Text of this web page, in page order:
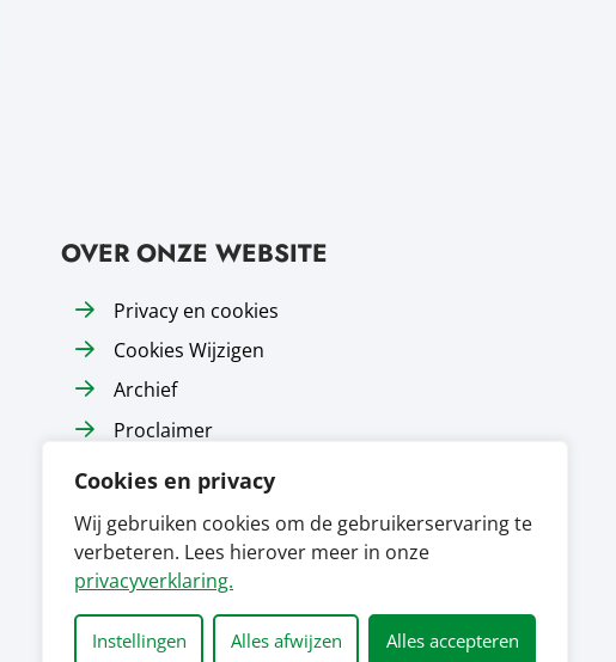
Cookies en privacy
Wij gebruiken cookies om de gebruikerservaring te
verbeteren. Lees hierover meer in onze
privacyverklaring.
Instellingen Alles afwijzen Alles accepteren
OVER ONZE WEBSITE
Privacy en cookies
Cookies Wijzigen
Archief
Proclaimer
Responsible disclosure
Toegankelijkheid
Sitemap